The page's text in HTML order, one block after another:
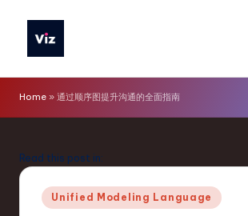
iz
T
o
ls
Home » 通过顺序图提升沟通的全面指南
Read this post in:
Posted
in
Unified Modeling Language